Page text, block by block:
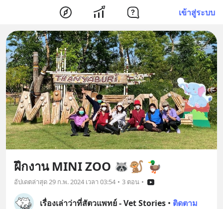
เข้าสู่ระบบ
ฝึกงาน MINI ZOO 🦝🐒 🦆
อัปเดตล่าสุด29 ก.พ. 2024 เวลา 03:54 • 3 ตอน •
เรื่องเล่าว่าที่สัตวแพทย์ - Vet Stories • ติดตาม